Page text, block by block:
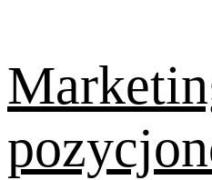
to
content